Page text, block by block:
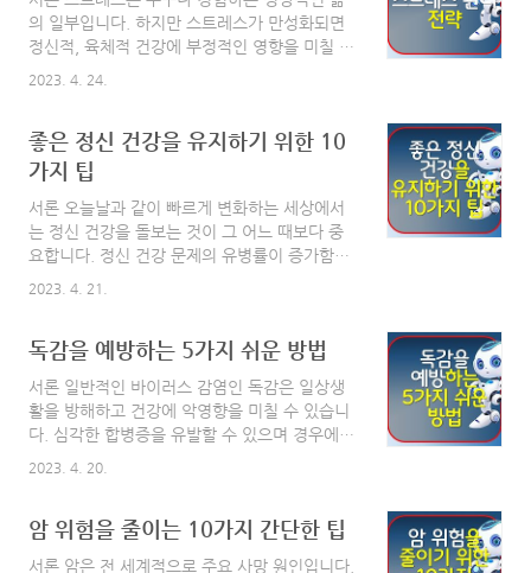
이는 데 도움이 되는 다양한 불안 완화 기법이
있습니다. 이 포괄적인 글에서는 불안을 완화하
고 균형 잡힌 평화로운 마음 상태를 유지하는 데
도움이 되는 10가지 효과적인 기법을 소개합니
이러한 전략은 정신적, 정서적 웰빙에 큰 변화를
가져올 수 있습니다. 목차 불안 해소를 위한 10
가지 효..
의 일부입니다. 하지만 스트레스가 만성화되면
정신적, 육체적 건강에 부정적인 영향을 미칠 수
관리의 중요성, 스트레스 요인을 파악하는 방법,
스트레스 완화에 도움이 되는 입증된 스트레스
트레스 관리 전략 스트레스 관리의 중요성 스트
레스 관리는 정신적, 신체적 건강을 유지하는 데
필수적입니다. 만성 스트레스는 불안, 우울증,
심장 질환, 면역 체계 약화 등 다양한 건강 문제
반적인 삶의 질을 향상할..
2023. 4. 24.
좋은 정신 건강을 유지하기 위한 10
가지 팁
서론 오늘날과 같이 빠르게 변화하는 세상에서
는 정신 건강을 돌보는 것이 그 어느 때보다 중
요합니다. 정신 건강 문제의 유병률이 증가함에
성공하는 데 도움이 되는 10가지 정신 건강 팁
정적인 마음가짐을 키우고 스트레스를 효과적으
로 관리하며 전반적인 웰빙을 지원하는 균형 잡
힌 라이프스타일을 만들 수 있습니다. 목차 좋은
정신 건강을 유지하기 위한 10가지 팁 1. 자기
강을 유지하는 데 필수적인 부분입니다. 운동,
균형 잡힌 식사, 충분한 수면 등 기분을 좋게 하
는 활동을 포함하는 일상..
2023. 4. 21.
독감을 예방하는 5가지 쉬운 방법
서론 일반적인 바이러스 감염인 독감은 일상생
활을 방해하고 건강에 악영향을 미칠 수 있습니
다. 심각한 합병증을 유발할 수 있으며 경우에
를 염두에 두고 이 블로그 게시물을 작성하여 독
2023. 4. 20.
암 위험을 줄이는 10가지 간단한 팁
서론 암은 전 세계적으로 주요 사망 원인입니다.